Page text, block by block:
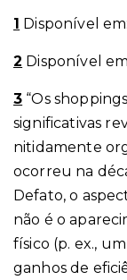
1 Disponível em:
2 Disponível
3 “Os
significativas
nitidamente
ocorreu na
Defato, o
não é o
físico (p. ex.,
ganhos de